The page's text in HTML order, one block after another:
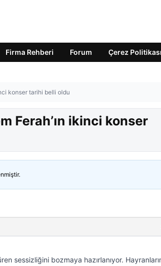
Firma Rehberi Forum Çerez Politikası
konser tarihi belli oldu
Ferah’ın ikinci konser
sessizliğini bozmaya hazırlanıyor.